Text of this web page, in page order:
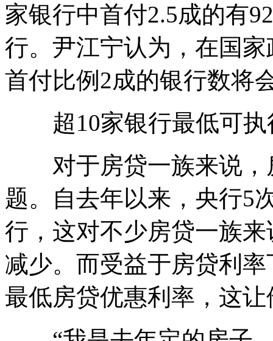
家银行中首付2.5成的有
行。尹江宁认为，在国
首付比例2成的银行数将
超10家银行最低可执
对于房贷一族来说，
题。自去年以来，央行5
行，这对不少房贷一族
减少。而受益于房贷利
最低房贷优惠利率，这